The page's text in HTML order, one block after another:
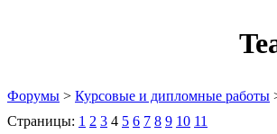
Форумы > Курсовые и дипломные работы
Страницы: 1 2 3 4 5 6 7 8 9 10 11